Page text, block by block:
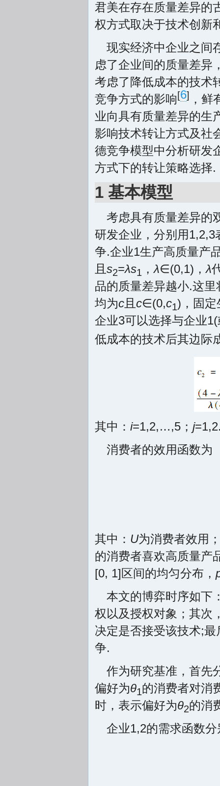
君美在存在质量差异的
权方式取决于技术创新
现实经济中企业之间
虑了企业间的质量差异
考虑了降低成本的技术
竞争方式的影响 [6] ，
业向具有质量差异的生
影响技术转让方式及社
德竞争模型中分析研发
方式下的转让策略选择.
1 基本模型
考虑具有质量差异的
研发企业，分别用
争.企业1生产高质量产
且 s2=λs1 ，λ∈(0,1)，λ
品的质量差异越小.这里
均为c 且 c∈(0,c1)，固定
企业3可以选择与企业
低成本的技术后其边际
其中： i=1,2,…,5； j
消费者的效用函数为
其中： U为消费者效用
的消费者喜欢高质量产
[0, 1]区间的均匀分布，
本文的博弈时序如下
权以及授权对象；其次
决定是否接受该技术;
争.
作为研究基准，首先
偏好为θ1的消费者对消
时，表示偏好为θ2的消
企业1,2的需求函数分